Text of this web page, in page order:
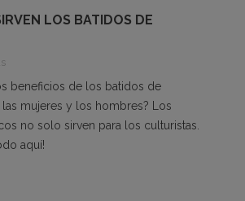
LOS BATIDOS DE
beneficios de los batidos de
las mujeres y los hombres? Los
no solo sirven para los culturistas.
aquí!